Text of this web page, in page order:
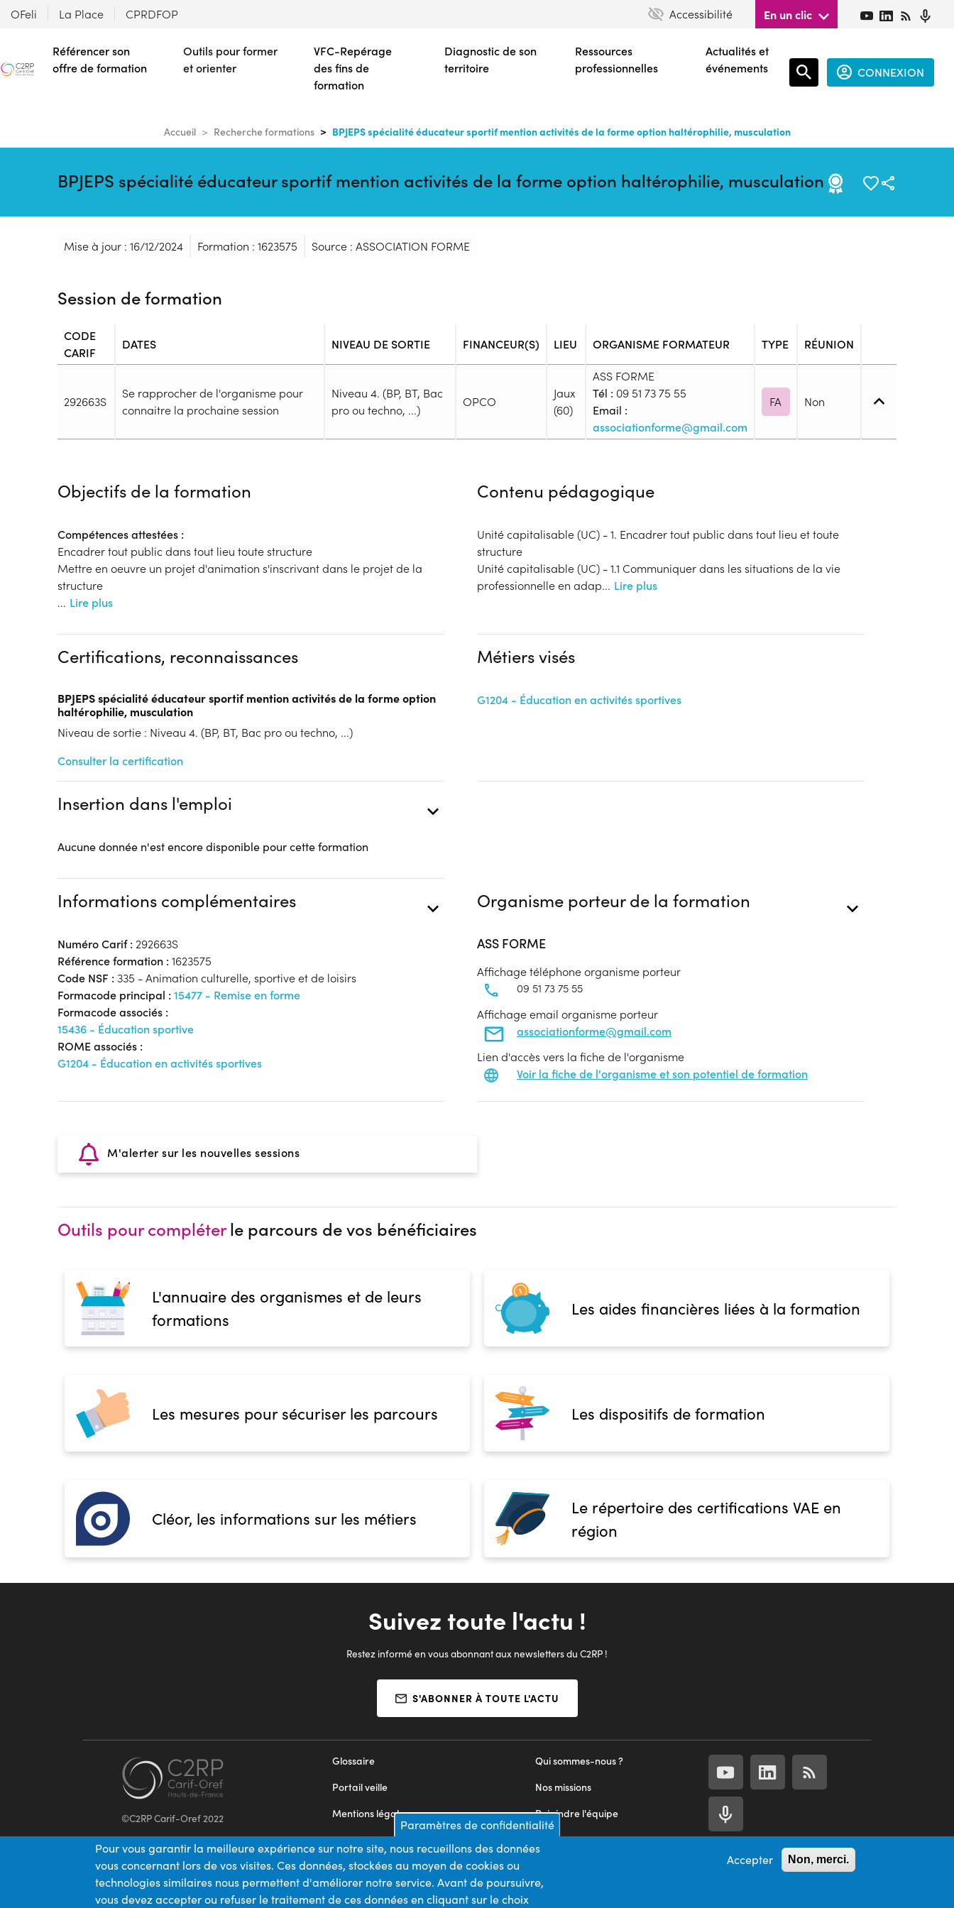
contenu
principal
OFeli La Place CPRDFOP Accessibilité En un clic
Référencer son
offre de formation
Outils pour former
et orienter
VFC-Repérage
des fins de
formation
Diagnostic de son
territoire
Ressources
professionnelles
Actualités et
événements
CONNEXION
guest
Accueil Recherche formations BPJEPS spécialité éducateur sportif mention activités de la forme option haltérophilie, musculation
BPJEPS spécialité éducateur sportif mention activités de la forme option haltérophilie, musculation
Mise à jour : 16/12/2024 Formation : 1623575 Source : ASSOCIATION FORME
Session de formation
CODE
CARIF
DATES NIVEAU DE SORTIE FINANCEUR(S) LIEU ORGANISME FORMATEUR TYPE RÉUNION
292663S
Se rapprocher de l'organisme pour
connaitre la prochaine session
Niveau 4. (BP, BT, Bac
pro ou techno, ...)
OPCO
Jaux
(60)
ASS FORME
Tél : 09 51 73 75 55
Email :
associationforme@gmail.com
FA Non
Durée en centre :602h
Rythme :
Temps plein, Cours de jour
Type de parcours :Parcours mixte
Dispositif
Tarif :N.C.
Lieu de formation
426 Rue des Métiers
60880 Jaux
Accueil sur le lieu de formation
Accès handicap :Pas d'accès handicap
Hébergement :Pas d'hébergement
Restauration :
Pas de restauration
Transport : Pas de transport
Prérequis :
En recherche d'emploi, Tout public
Réunions d'informations
Aucune information
Complément d'information
Objectifs de la formation
Compétences attestées :
Encadrer tout public dans tout lieu toute structure
Mettre en oeuvre un projet d'animation s'inscrivant dans le projet de la
structure
... Lire plus
Contenu pédagogique
Unité capitalisable (UC) - 1. Encadrer tout public dans tout lieu et toute
structure
Unité capitalisable (UC) - 1.1 Communiquer dans les situations de la vie
professionnelle en adap... Lire plus
Certifications, reconnaissances
BPJEPS spécialité éducateur sportif mention activités de la forme option
haltérophilie, musculation
Niveau de sortie : Niveau 4. (BP, BT, Bac pro ou techno, ...)
Consulter la certification
Métiers visés
G1204 - Éducation en activités sportives
Insertion dans l'emploi
Aucune donnée n'est encore disponible pour cette formation
Informations complémentaires
Numéro Carif : 292663S
Référence formation : 1623575
Code NSF : 335 - Animation culturelle, sportive et de loisirs
Formacode principal : 15477 - Remise en forme
Formacode associés :
15436 - Éducation sportive
ROME associés :
G1204 - Éducation en activités sportives
Organisme porteur de la formation
ASS FORME
Affichage téléphone organisme porteur
09 51 73 75 55
Affichage email organisme porteur
associationforme@gmail.com
Lien d'accès vers la fiche de l'organisme
Voir la fiche de l'organisme et son potentiel de formation
M'alerter sur les nouvelles sessions
Outils pour compléterle parcours de vos bénéficiaires
L'annuaire des organismes et de leurs
formations
Les aides financières liées à la formation
Les mesures pour sécuriser les parcours Les dispositifs de formation
Cléor, les informations sur les métiers
Le répertoire des certifications VAE en
région
Suivez toute l'actu !
Restez informé en vous abonnant aux newsletters du C2RP !
S'ABONNER À TOUTE L'ACTU
©C2RP Carif-Oref 2022
Qui sommes-nous ?
Nos missions
Rejoindre l'équipe
Nous contacter
Glossaire
Portail veille
Mentions légales
Appels d'offres
Plan du site
Paramètres de confidentialité
Pour vous garantir la meilleure expérience sur notre site, nous recueillons des données
vous concernant lors de vos visites. Ces données, stockées au moyen de cookies ou
technologies similaires nous permettent d'améliorer notre service. Avant de poursuivre,
vous devez accepter ou refuser le traitement de ces données en cliquant sur le choix
Accepter Non, merci.